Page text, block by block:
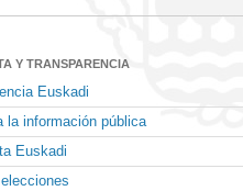
Y TRANSPARENCIA
Euskadi
la información pública
Euskadi